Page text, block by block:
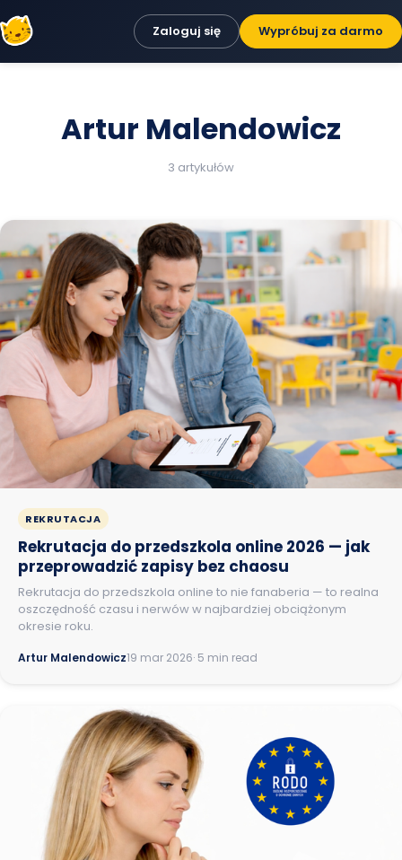
Zaloguj się Wypróbuj za darmo
Artur Malendowicz
3 artykułów
REKRUTACJA
Rekrutacja do przedszkola online 2026 — jak
przeprowadzić zapisy bez chaosu
Rekrutacja do przedszkola online to nie fanaberia — to realna
oszczędność czasu i nerwów w najbardziej obciążonym
okresie roku.
Artur Malendowicz19 mar 2026· 5 min read